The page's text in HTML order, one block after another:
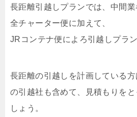
長距離引越しプランでは、中間
全チャーター便に加えて、
JRコンテナ便によろ引越しプラ
長距離の引越しを計画している
の引越社も含めて、見積もりを
しょう。